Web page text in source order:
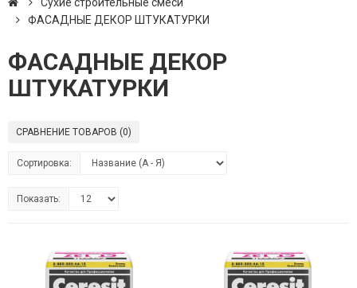
ФАСАДНЫЕ ДЕКОР ШТУКАТУРКИ
ФАСАДНЫЕ ДЕКОР
ШТУКАТУРКИ
СРАВНЕНИЕ ТОВАРОВ (0)
Сортировка:
Показать: